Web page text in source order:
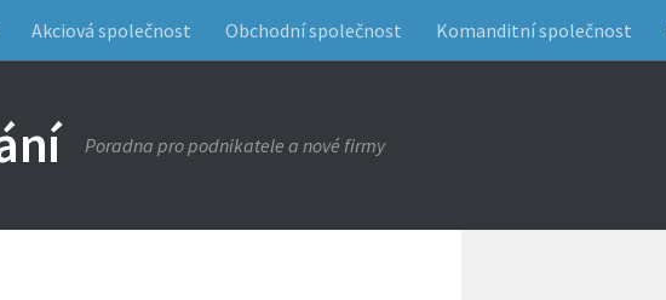
Akciová společnost Obchodní společnost Komanditní společnost
Poradna pro podnikatele a nové firmy